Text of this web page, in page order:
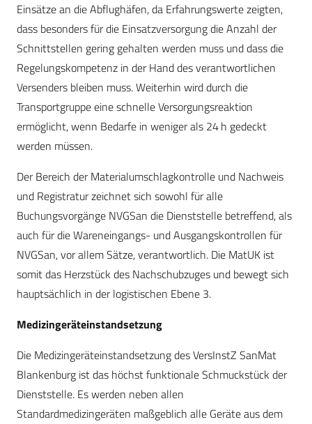
Einsätze an die Abflughäfen, da Erfahrungswerte zeigten,
dass besonders für die Einsatzversorgung die Anzahl der
Schnittstellen gering gehalten werden muss und dass die
Regelungskompetenz in der Hand des verantwortlichen
Versenders bleiben muss. Weiterhin wird durch die
Transportgruppe eine schnelle Versorgungsreaktion
ermöglicht, wenn Bedarfe in weniger als 24 h gedeckt
werden müssen.
Der Bereich der Materialumschlagkontrolle und Nachweis
und Registratur zeichnet sich sowohl für alle
Buchungsvorgänge NVGSan die Dienststelle betreffend, als
auch für die Wareneingangs- und Ausgangskontrollen für
NVGSan, vor allem Sätze, verantwortlich. Die MatUK ist
somit das Herzstück des Nachschubzuges und bewegt sich
hauptsächlich in der logistischen Ebene 3.
Medizingeräteinstandsetzung
Die Medizingeräteinstandsetzung des VersInstZ SanMat
Blankenburg ist das höchst funktionale Schmuckstück der
Dienststelle. Es werden neben allen
Standardmedizingeräten maßgeblich alle Geräte aus dem